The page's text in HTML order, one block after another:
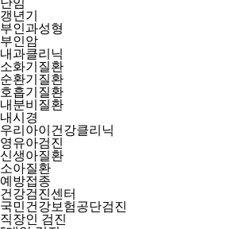
난임
갱년기
부인과성형
부인암
내과클리닉
소화기질환
순환기질환
호흡기질환
내분비질환
내시경
우리아이건강클리닉
영유아검진
신생아질환
소아질환
예방접종
건강검진센터
국민건강보험공단검진
직장인 검진